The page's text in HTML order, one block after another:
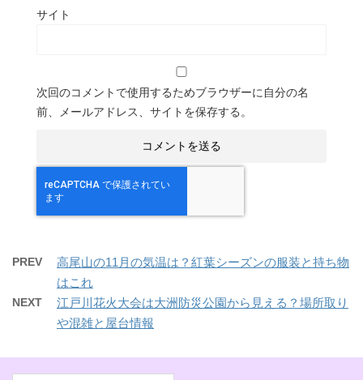
サイト
次回のコメントで使用するためブラウザーに自分の名
前、メールアドレス、サイトを保存する。
PREV
高尾山の11月の気温は？紅葉シーズンの服装と持ち物
はこれ
NEXT
江戸川花火大会は大洲防災公園から見える？場所取り
や混雑と屋台情報